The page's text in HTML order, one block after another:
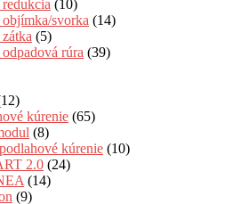
(10)
svorka (14)
(5)
rúra (39)
kúrenie (65)
(8)
kúrenie (10)
2.0 (24)
(14)
(9)